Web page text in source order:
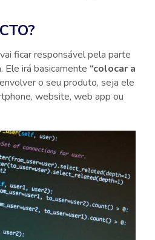
ficar responsável pela parte
Ele irá basicamente “colocar a
o seu produto, seja ele
website, web app ou